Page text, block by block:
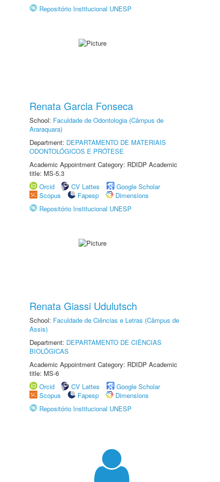
Repositório Institucional UNESP
Renata Garcia Fonseca
School: Faculdade de Odontologia (Câmpus de
Araraquara)
Department: DEPARTAMENTO DE MATERIAIS
ODONTOLÓGICOS E PRÓTESE
Academic Appointment Category: RDIDP Academic
title: MS-5.3
Orcid
CV Lattes
Google Scholar
Scopus
Fapesp
Dimensions
Repositório Institucional UNESP
Renata Giassi Udulutsch
School: Faculdade de Ciências e Letras (Câmpus de
Assis)
Department: DEPARTAMENTO DE CIÊNCIAS
BIOLÓGICAS
Academic Appointment Category: RDIDP Academic
title: MS-6
Orcid
CV Lattes
Google Scholar
Scopus
Fapesp
Dimensions
Repositório Institucional UNESP